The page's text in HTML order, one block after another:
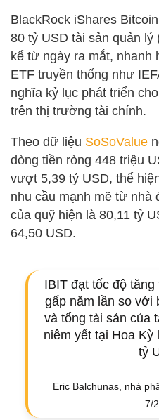
BlackRock iShares
80 tỷ USD tài sản quản
kể từ ngày ra mắt,
ETF truyền thống như
nghĩa kỷ lục phát triển
trên thị trường tài chính.
Theo dữ liệu SoSoValue
dòng tiền ròng 448 triệu
vượt 5,39 tỷ USD, thể
nhu cầu mạnh mẽ từ nhà
của quỹ hiện là 80,11 tỷ
64,50 USD.
IBIT đạt tốc độ
gấp năm lần so với
và tổng tài sản của
niêm yết tại Hoa
tỷ
Eric Balchunas, nhà
7/